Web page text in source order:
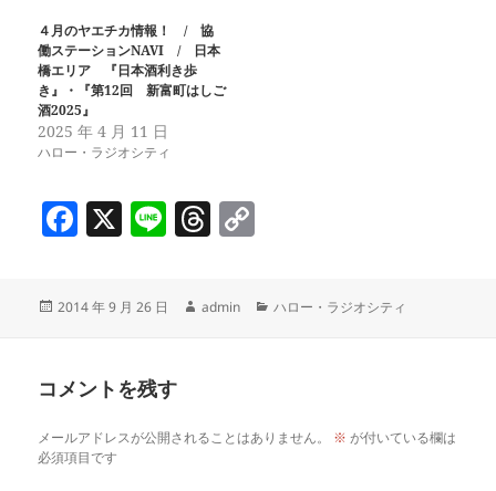
４月のヤエチカ情報！ / 協
働ステーションNAVI / 日本
橋エリア 『日本酒利き歩
き』・『第12回 新富町はしご
酒2025』
2025 年 4 月 11 日
ハロー・ラジオシティ
F
c
e
o
o
k
X Li T
re
a
p
y
k
投
2014 年 9 月 26 日
作
admin
カ
ハロー・ラジオシティ
コメントを残す
メールアドレスが公開されることはありません。 ※ が付いている欄は
必須項目です